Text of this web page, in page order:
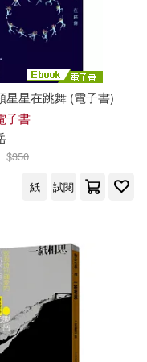
岳(1)
研(1)
星星在跳舞 (電子書)
子書
$350
紙
試閱